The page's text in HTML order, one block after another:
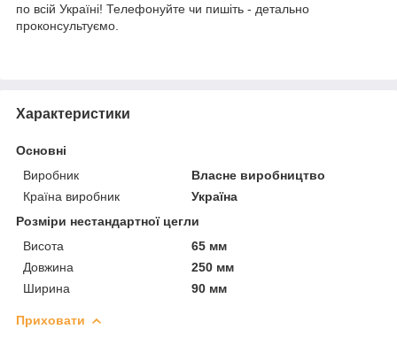
по всій Україні! Телефонуйте чи пишіть - детально
проконсультуємо.
Характеристики
Основні
Виробник
Власне виробництво
Країна виробник
Україна
Розміри нестандартної цегли
Висота
65 мм
Довжина
250 мм
Ширина
90 мм
Приховати